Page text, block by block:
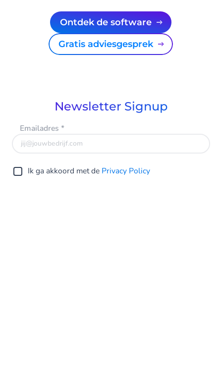
Ontdek de software
Gratis adviesgesprek
Newsletter Signup
Emailadres *
Ik ga akkoord met de Privacy Policy